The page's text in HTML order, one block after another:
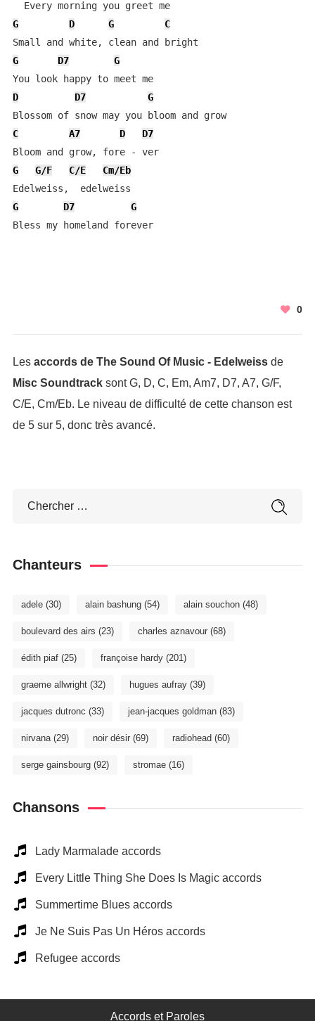
  Every morning you greet me
G
D G
C
G
D7
G
You look happy to meet me
D
D7
G
Blossom of snow may you bloom and grow
C
A7 D
D7
Bloom and grow, fore - ver
G
G/F C/E
Cm/Eb
G
D7
G
Bless my homeland forever
0
Les accords de The Sound Of Music - Edelweissde
Misc Soundtracksont G, D, C, Em, Am7, D7, A7, G/F,
C/E, Cm/Eb. Le niveau de difficulté de cette chanson est
de 5 sur 5, donc très avancé.
Chanteurs
adele(30) alain bashung(54) alain souchon(48)
boulevard des airs (23) charles aznavour(68)
édith piaf(25) françoise hardy(201)
graeme allwright(32) hugues aufray(39)
jacques dutronc (33) jean-jacques goldman(83)
nirvana(29) noir désir(69) radiohead (60)
serge gainsbourg(92) stromae(16)
Chansons
Lady Marmalade accords
Every Little Thing She Does Is Magic accords
Summertime Blues accords
Je Ne Suis Pas Un Héros accords
Refugee accords
Accords et Paroles